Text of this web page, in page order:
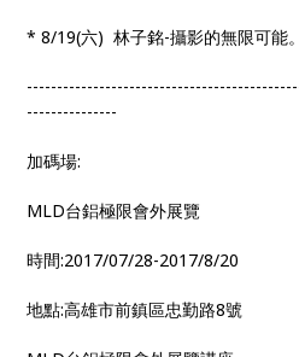
* 8/19(六) 林子銘-攝影的無限可能。
---------------
加碼場:
MLD台鋁極限會外展覽
時間:2017/07/28-2017/8/20
地點:高雄市前鎮區忠勤路8號